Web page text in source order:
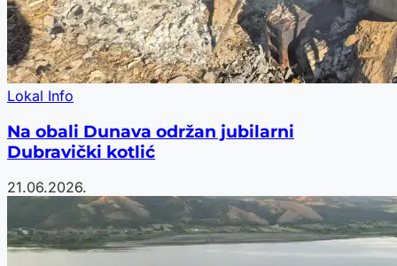
Lokal Info
Na obali Dunava održan jubilarni
Dubravički kotlić
21.06.2026.